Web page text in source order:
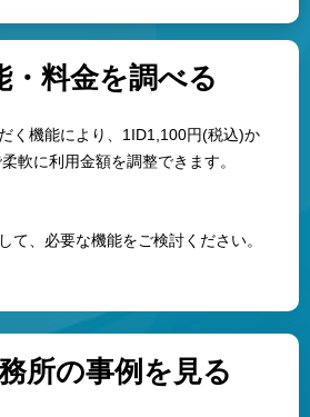
・料金を調べる
く機能により、1ID1,100円(税込)か
軟に利用金額を調整できます。
て、必要な機能をご検討ください。
所の事例を見る